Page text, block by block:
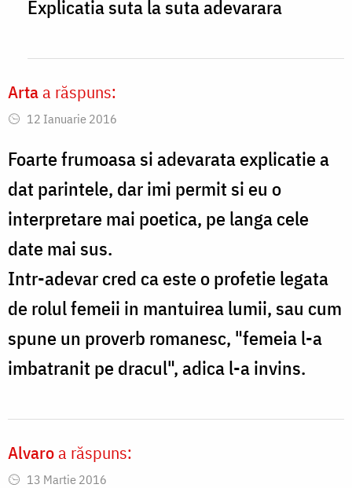
Arsenie
Creştina
Explicatia suta la suta adevarara
Arta a răspuns:
12 Ianuarie 2016
Foarte frumoasa si adevarata explicatie a
dat parintele, dar imi permit si eu o
interpretare mai poetica, pe langa cele
date mai sus.
Intr-adevar cred ca este o profetie legata
de rolul femeii in mantuirea lumii, sau cum
spune un proverb romanesc, "femeia l-a
imbatranit pe dracul", adica l-a invins.
Alvaro a răspuns:
13 Martie 2016